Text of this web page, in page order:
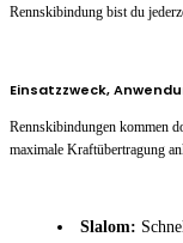
Rennskibindung bist du
Einsatzzweck,
Rennskibindungen kommen
maximale Kraftübertragung
Slalom: